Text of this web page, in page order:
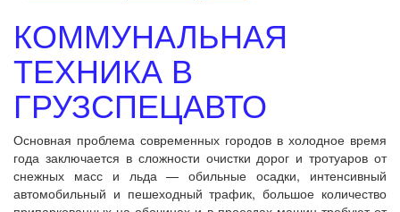
КОММУНАЛЬНАЯ
ТЕХНИКА В
ГРУЗСПЕЦАВТО
Основная проблема современных городов в холодное время
года заключается в сложности очистки дорог и тротуаров от
снежных масс и льда — обильные осадки, интенсивный
автомобильный и пешеходный трафик, большое количество